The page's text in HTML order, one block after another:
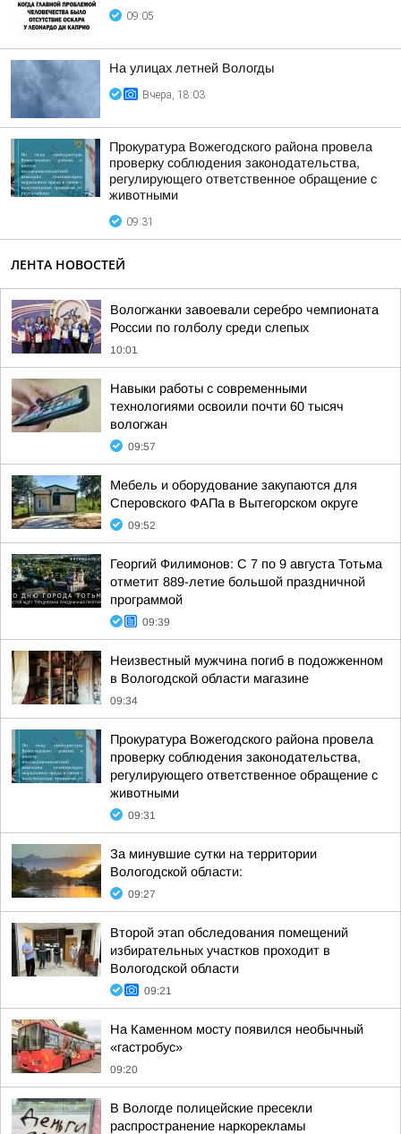
09:05
На улицах летней Вологды
Вчера, 18:03
Прокуратура Вожегодского района провела
проверку соблюдения законодательства,
регулирующего ответственное обращение с
животными
09:31
ЛЕНТА НОВОСТЕЙ
Вологжанки завоевали серебро чемпионата
России по голболу среди слепых
10:01
Навыки работы с современными
технологиями освоили почти 60 тысяч
вологжан
09:57
Мебель и оборудование закупаются для
Сперовского ФАПа в Вытегорском округе
09:52
Георгий Филимонов: С 7 по 9 августа Тотьма
отметит 889-летие большой праздничной
программой
09:39
Неизвестный мужчина погиб в подожженном
в Вологодской области магазине
09:34
Прокуратура Вожегодского района провела
проверку соблюдения законодательства,
регулирующего ответственное обращение с
животными
09:31
За минувшие сутки на территории
Вологодской области:
09:27
Второй этап обследования помещений
избирательных участков проходит в
Вологодской области
09:21
На Каменном мосту появился необычный
«гастробус»
09:20
В Вологде полицейские пресекли
распространение наркорекламы